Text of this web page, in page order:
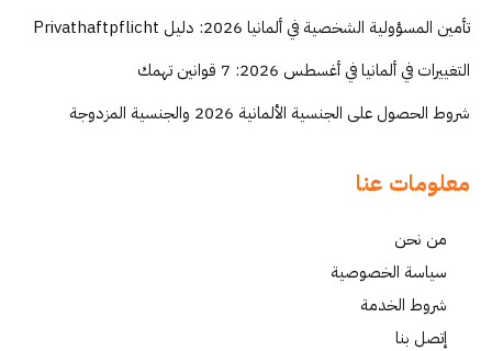
تأمين المسؤولية الشخصية في ألمانيا 2026: دليل Privathaftpflicht
التغييرات في ألمانيا في أغسطس 2026: 7 قوانين تهمك
شروط الحصول على الجنسية الألمانية 2026 والجنسية المزدوجة
معلومات عنا
من نحن
سياسة الخصوصية
شروط الخدمة
إتصل بنا